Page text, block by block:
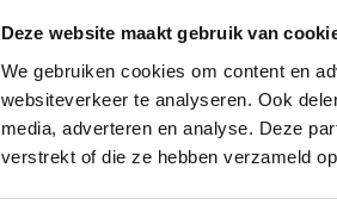
Deze website maakt gebruik van
We gebruiken cookies om content en
websiteverkeer te analyseren. Ook
media, adverteren en analyse. Deze
verstrekt of die ze hebben verzameld